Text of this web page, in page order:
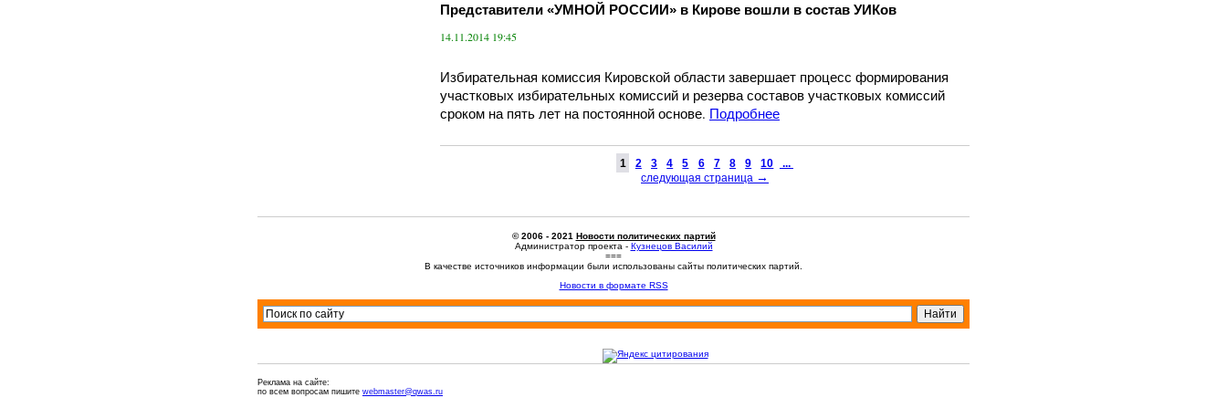
Представители «УМНОЙ РОССИИ» в Кирове вошли в состав УИКов
14.11.2014 19:45
Избирательная комиссия Кировской области завершает процесс формирования
участковых избирательных комиссий и резерва составов участковых комиссий
сроком на пять лет на постоянной основе. Подробнее
1 2 3 4 5 6 7 8 9 10
...
следующая страница →
© 2006 - 2021 Новости политических партий
Администратор проекта - Кузнецов Василий
===
В качестве источников информации были использованы сайты политических партий.
Новости в формате RSS
Реклама на сайте:
по всем вопросам пишите webmaster@qwas.ru